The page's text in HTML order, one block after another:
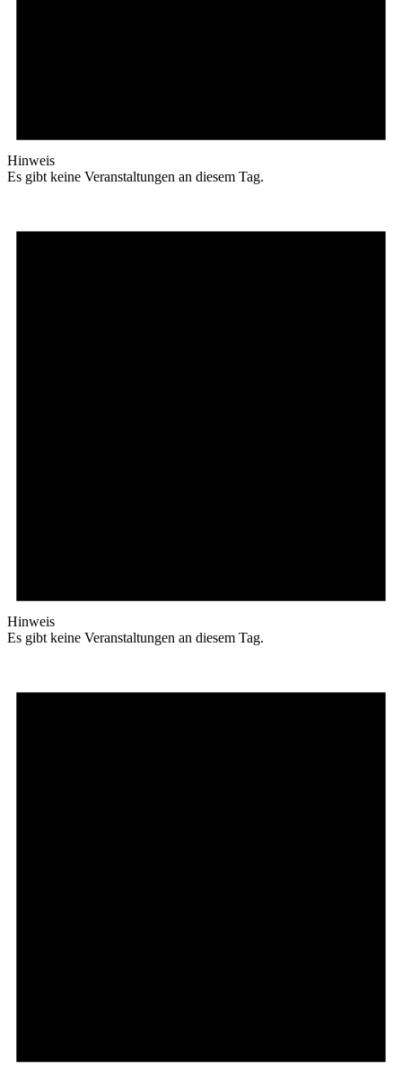
Hinweis
Es gibt keine Veranstaltungen an diesem Tag.
Hinweis
Es gibt keine Veranstaltungen an diesem Tag.